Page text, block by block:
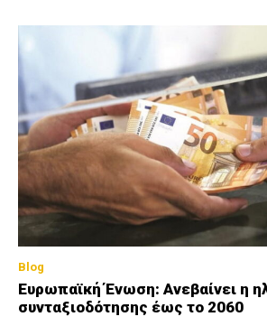
Blog
Ευρωπαϊκή Ένωση: Ανεβαίνει η
συνταξιοδότησης έως το 2060